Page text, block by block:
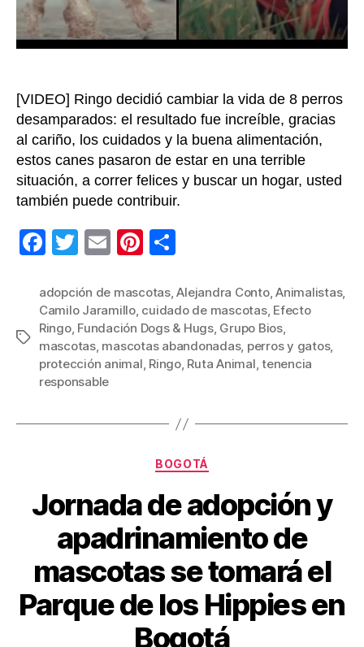
la
[VIDEO] Ringo decidió cambiar la vida de 8 perros
desamparados: el resultado fue increíble, gracias
al cariño, los cuidados y la buena alimentación,
estos canes pasaron de estar en una terrible
situación, a correr felices y buscar un hogar, usted
también puede contribuir.
F
c
e
b
o
o
k
T
tt
er
E
ail
Pi
er
e
st
m
p
ar
tir
Etiquetas
adopción de mascotas,Alejandra Conto,Animalistas,
Camilo Jaramillo, cuidado de mascotas, Efecto
Ringo, Fundación Dogs & Hugs, Grupo Bios,
mascotas, mascotas abandonadas, perros y gatos,
protección animal, Ringo, Ruta Animal,tenencia
responsable
Categorías
BOGOTÁ
Jornada de adopción y
apadrinamiento de
mascotas se tomará el
Parque de los Hippies en
Bogotá